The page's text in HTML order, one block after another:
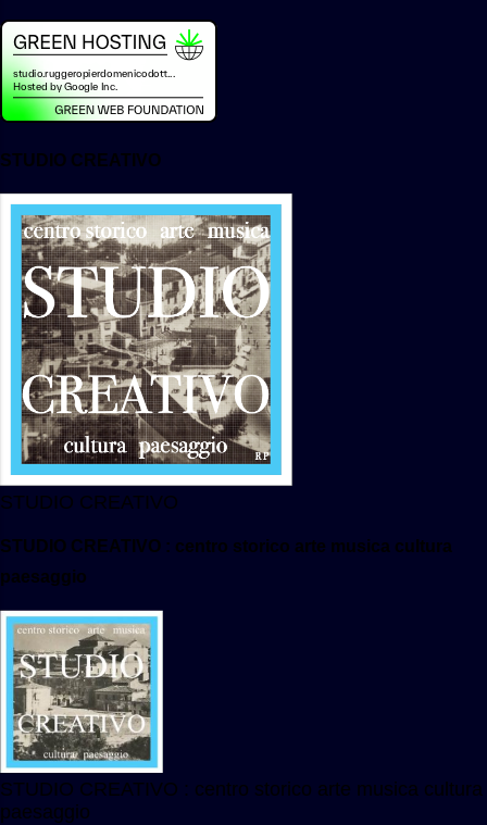
campione irradiato a dosi note in
laboratorio , permette di definire la
dose effetti...
STUDIO CREATIVO
STUDIO CREATIVO
STUDIO CREATIVO : centro storico arte musica cultura
paesaggio
STUDIO CREATIVO : centro storico arte musica cultura
paesaggio